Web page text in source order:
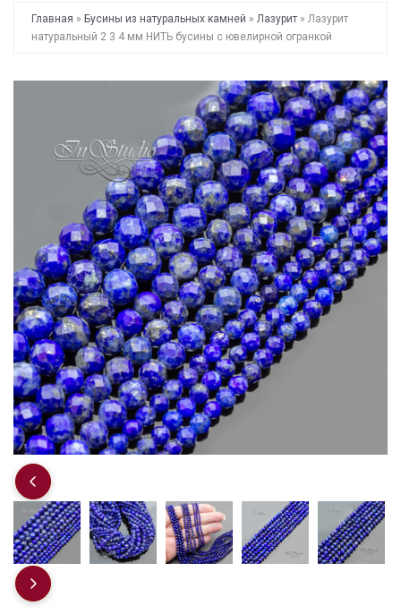
Главная » Бусины из натуральных камней » Лазурит » Лазурит
натуральный 2 3 4 мм НИТЬ бусины с ювелирной огранкой